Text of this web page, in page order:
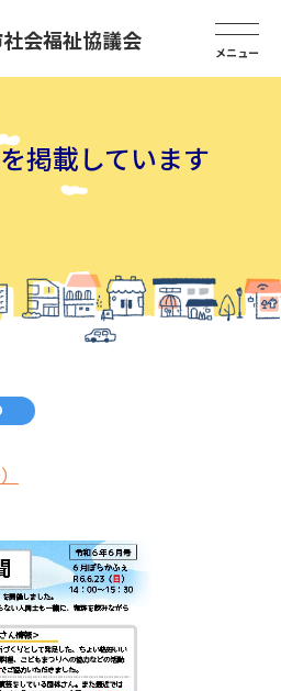
会福祉協議会
掲載しています